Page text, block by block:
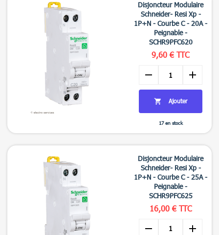
Aperçu rapide
Disjoncteur Modulaire
Schneider- Resi Xp -
1P+N - Courbe C - 20A -
Peignable -
SCHR9PFC620
9,60 € TTC
remove add
 Ajouter
17 en stock
Disjoncteur Modulaire
Schneider- Resi Xp -
1P+N - Courbe C - 25A -
Peignable -
SCHR9PFC625
16,00 € TTC
remove add